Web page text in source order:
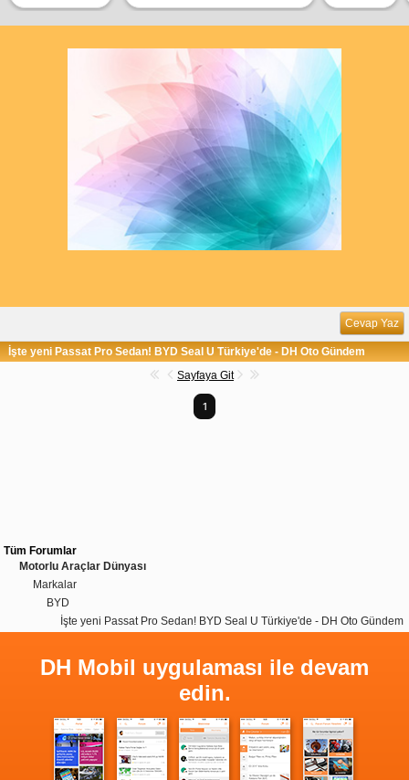
Cevap Yaz
İşte yeni Passat Pro Sedan! BYD Seal U Türkiye'de - DH Oto Gündem
Sayfaya Git
1
Tüm Forumlar
Motorlu Araçlar Dünyası
Markalar
BYD
İşte yeni Passat Pro Sedan! BYD Seal U Türkiye'de - DH Oto Gündem
DH Mobil uygulaması ile devam
edin.